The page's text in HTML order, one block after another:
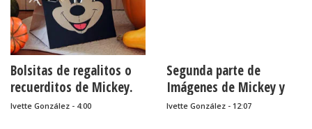
Bolsitas de regalitos o
recuerditos de Mickey.
Tutorial.
Ivette González - 4:00
Segunda parte de
Imágenes de Mickey y
Minnie para colorear.
Ivette González - 12:07